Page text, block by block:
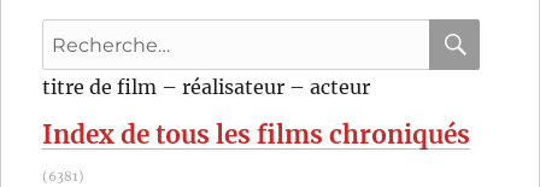
Recherche
pour
:
titre de film – réalisateur – acteur
Index de tous les films chroniqués
(6381)